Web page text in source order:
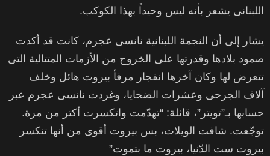
اللبنانى يشعر بأنه ليس وحيداً بهذا الكوكب.
يشار إلى أن النجمة اللبنانية نانسى عجرم، كانت قد أكدت
صمود بلادها وقدرتها على الخروج من الأزمات المتتالية التى
تتعرض لها وكان آخرها انفجار مرفأ بيروت هائل وخلف
آلاف الجرحى وعشرات الضحايا، وغردت نانسى عجرم عبر
حسابها بـ”تويتر”، قائلة: “تهدّمت واتكسرت أكتر من مرة.
توجّعت. شافت الويلات، بس بيروت أقوى من أنها تنكسر
بيروت ست الدّنيا، بيروت ما بتموت”